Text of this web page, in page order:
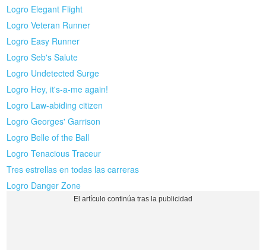
Logro Elegant Flight
Logro Veteran Runner
Logro Easy Runner
Logro Seb's Salute
Logro Undetected Surge
Logro Hey, it's-a-me again!
Logro Law-abiding citizen
Logro Georges' Garrison
Logro Belle of the Ball
Logro Tenacious Traceur
Tres estrellas en todas las carreras
Logro Danger Zone